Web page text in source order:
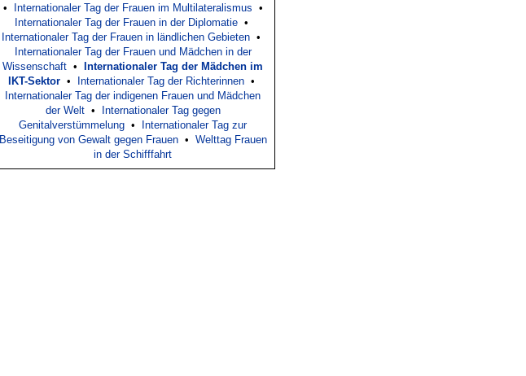
•
Internationaler Tag der Frauen im Multilateralismus •
Internationaler Tag der Frauen in der Diplomatie•
Internationaler Tag der Frauen in ländlichen Gebieten •
Internationaler Tag der Frauen und Mädchen in der
Wissenschaft •
Internationaler Tag der Mädchen im
IKT-Sektor• Internationaler Tag der Richterinnen•
Internationaler Tag der indigenen Frauen und Mädchen
der Welt•
Internationaler Tag gegen
Genitalverstümmelung •
Internationaler Tag zur
Beseitigung von Gewalt gegen Frauen• Welttag Frauen
in der Schifffahrt